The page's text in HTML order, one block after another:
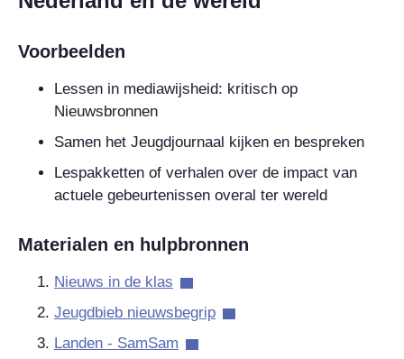
Voorbeelden
Lessen in mediawijsheid: kritisch op
Nieuwsbronnen
Samen het Jeugdjournaal kijken en bespreken
Lespakketten of verhalen over de impact van
actuele gebeurtenissen overal ter wereld
Materialen en hulpbronnen
Nieuws in de klas
Jeugdbieb nieuwsbegrip
Landen - SamSam